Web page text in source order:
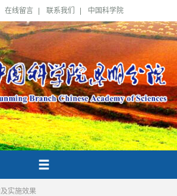
在线留言 联系我们 中国科学院
实施效果